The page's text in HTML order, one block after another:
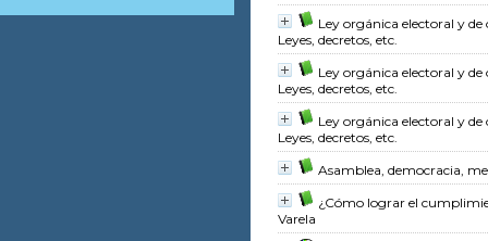
Ley orgánica electoral y
Leyes, decretos, etc.
Ley orgánica electoral y
Leyes, decretos, etc.
Ley orgánica electoral y
Leyes, decretos, etc.
Asamblea, democracia,
¿Cómo lograr el
Varela